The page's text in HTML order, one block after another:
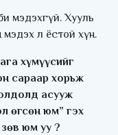
мэдэхгүй. Хууль
мэдэх л ёстой хүн.
хүмүүсийг
сараар хорьж
асууж
өгсөн юм” гэх
юм уу ?